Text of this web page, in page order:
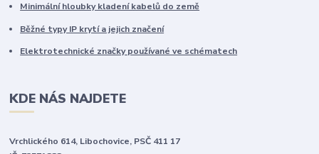
Minimální hloubky kladení kabelů do země
Běžné typy IP krytí a jejich značení
Elektrotechnické značky používané ve schématech
KDE NÁS NAJDETE
Vrchlického 614, Libochovice, PSČ 411 17